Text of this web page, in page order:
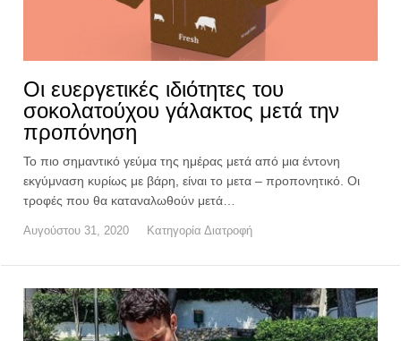
Οι ευεργετικές ιδιότητες του
σοκολατούχου γάλακτος μετά την
προπόνηση
Το πιο σημαντικό γεύμα της ημέρας μετά από μια έντονη
εκγύμναση κυρίως με βάρη, είναι το μετα – προπονητικό. Οι
τροφές που θα καταναλωθούν μετά…
Αυγούστου 31, 2020 Κατηγορία Διατροφή